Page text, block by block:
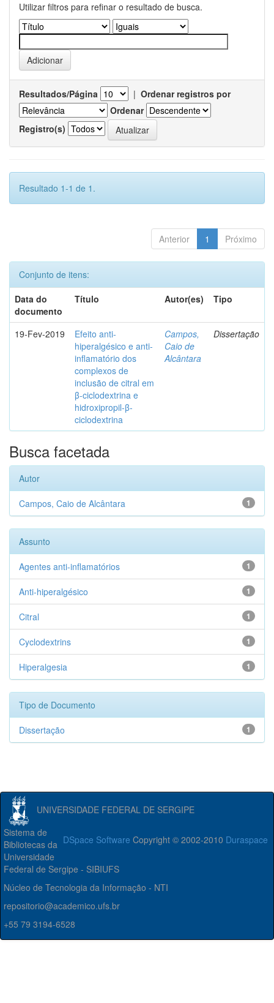
Utilizar filtros para refinar o resultado de busca.
Resultados/Página | Ordenar registros por
Ordenar
Registro(s)
Resultado 1-1 de 1.
Anterior 1 Próximo
Conjunto de itens:
Data do
documento
Título Autor(es) Tipo
19-Fev-2019
Efeito anti-
hiperalgésico e anti-
inflamatório dos
complexos de
inclusão de citral em
β-ciclodextrina e
hidroxipropil-β-
ciclodextrina
Campos,
Caio de
Alcântara
Dissertação
Busca facetada
Autor
1
Campos, Caio de Alcântara
Assunto
1
Agentes anti-inflamatórios
1
Anti-hiperalgésico
1
Citral
1
Cyclodextrins
1
Hiperalgesia
Tipo de Documento
1
Dissertação
UNIVERSIDADE FEDERAL DE SERGIPE
DSpace Software Copyright © 2002-2010 Duraspace
Sistema de
Bibliotecas da
Universidade
Federal de Sergipe - SIBIUFS
Núcleo de Tecnologia da Informação - NTI
repositorio@academico.ufs.br
+55 79 3194-6528